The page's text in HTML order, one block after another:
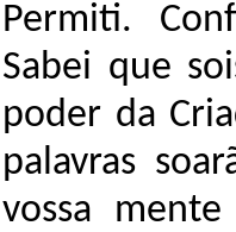
Permiti.
Sabei que
poder da
palavras
vossa